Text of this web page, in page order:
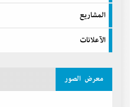
المشاريع
الآعلانات
معرض الصور